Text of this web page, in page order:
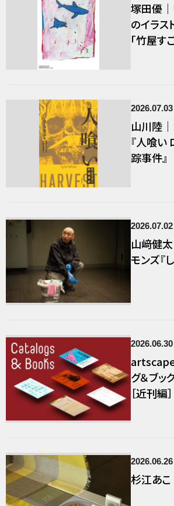
塚田優｜
のイラ
「竹屋す
2026.07.03
山川陸｜
『人喰い
踪事件』
2026.07.02
山﨑健
モンズ『
2026.06.30
グ＆ブッ
［近刊編］
2026.06.26
杉江あ